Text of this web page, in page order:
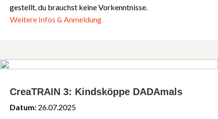
gestellt, du brauchst keine Vorkenntnisse.
Weitere Infos & Anmeldung
CreaTRAIN 3: Kindsköppe DADAmals
Datum: 26.07.2025